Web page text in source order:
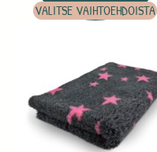
VALITSE VAIHTOEHDOISTA